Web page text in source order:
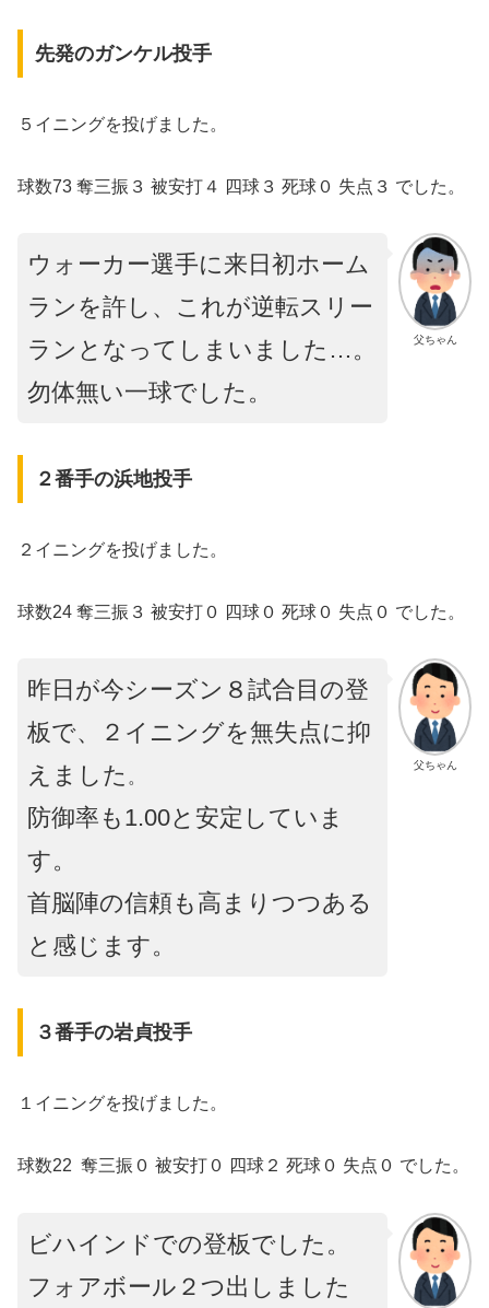
先発のガンケル投手
５イニングを投げました。
球数73 奪三振３ 被安打４ 四球３ 死球０ 失点３ でした。
父ちゃん
ウォーカー選手に来日初ホーム
ランを許し、これが逆転スリー
ランとなってしまいました…。
勿体無い一球でした。
２番手の浜地投手
２イニングを投げました。
球数24 奪三振３ 被安打０ 四球０ 死球０ 失点０ でした。
父ちゃん
昨日が今シーズン８試合目の登
板で、２イニングを無失点に抑
えました 。
防御率も1.00と安定していま
す。
首脳陣の信頼も高まりつつある
と感じます。
３番手の岩貞投手
１イニングを投げました。
球数22 奪三振０ 被安打０ 四球２ 死球０ 失点０ でした。
ビハインドでの登板でした。
フォアボール２つ出しました